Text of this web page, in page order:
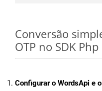
Conversão
OTP no SDK Php
Configurar o WordsApi e